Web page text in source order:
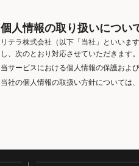
個人情報の取り扱いについ
リテラ株式会社（以下「当社」といいま
し、次のとおり対応させていただきます。
当サービスにおける個人情報の保護およ
当社の個人情報の取扱い方針については